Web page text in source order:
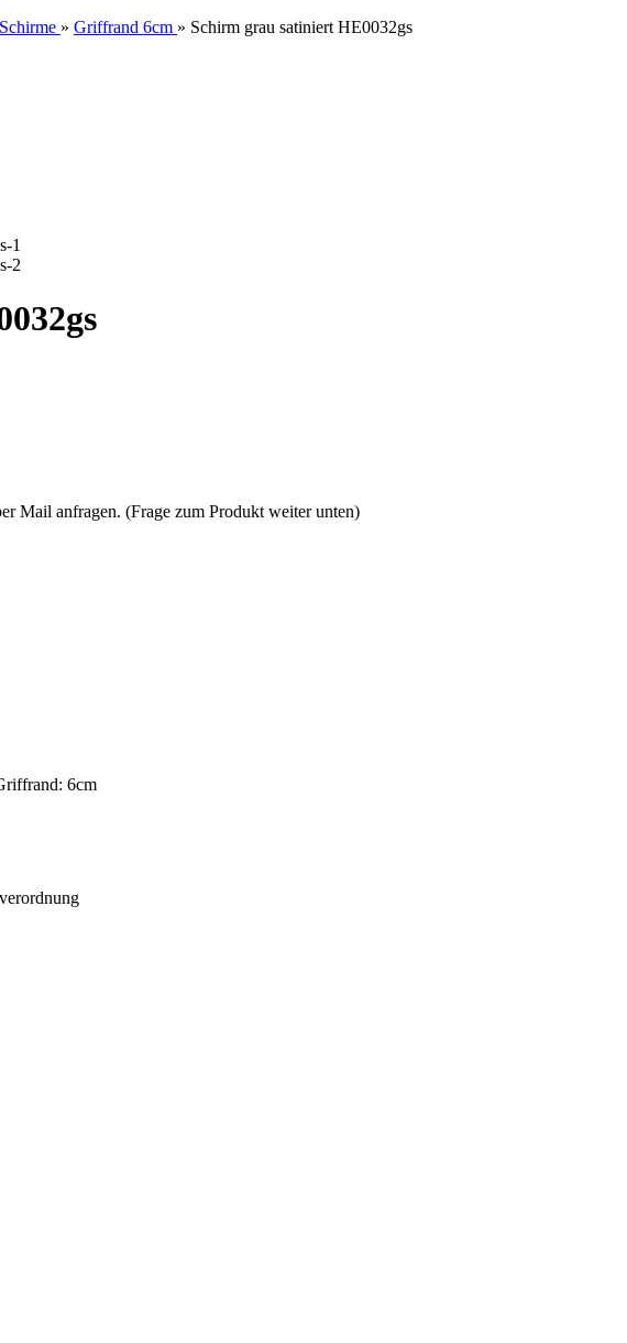
» Griffrand 6cm » Schirm grau satiniert HE0032gs
Mail anfragen. (Frage zum Produkt weiter unten)
6cm